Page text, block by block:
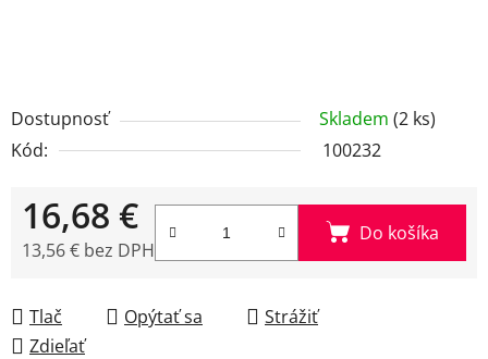
Dostupnosť Skladem (2 ks)
Kód:
100232
16,68 €
13,56 € bez DPH
Do košíka
Tlač Opýtať sa
Strážiť
Zdieľať